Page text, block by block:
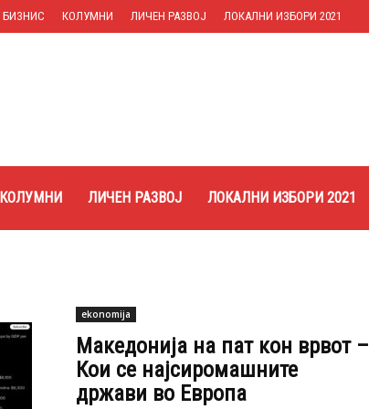
БИЗНИС КОЛУМНИ ЛИЧЕН РАЗВОЈ ЛОКАЛНИ ИЗБОРИ 2021
КОЛУМНИ ЛИЧЕН РАЗВОЈ ЛОКАЛНИ ИЗБОРИ 2021
ekonomija
Македонија на пат кон врвот –
Кои се најсиромашните
држави во Европа